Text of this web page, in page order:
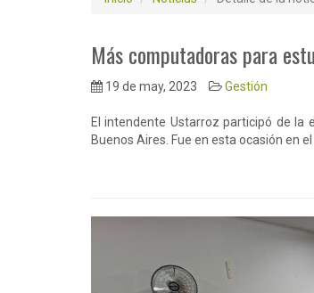
Más computadoras para
19 de may, 2023 Gestión
El intendente Ustarroz participó de la
Buenos Aires. Fue en esta ocasión en